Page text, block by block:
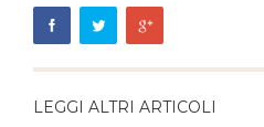
LEGGI ALTRI ARTICOLI